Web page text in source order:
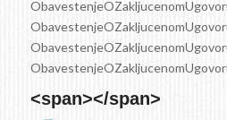
ObavestenjeOZakljucenomUgovoru
ObavestenjeOZakljucenomUgovoru
<span></span>